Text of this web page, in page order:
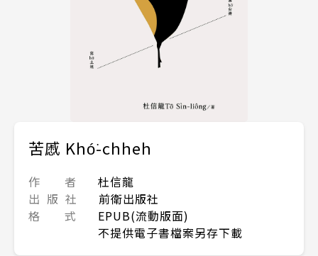
苦慼 Khó͘-chheh
作 者
杜信龍
出 版 社
前衛出版社
格 式
EPUB(流動版面)
不提供電子書檔案另存下載